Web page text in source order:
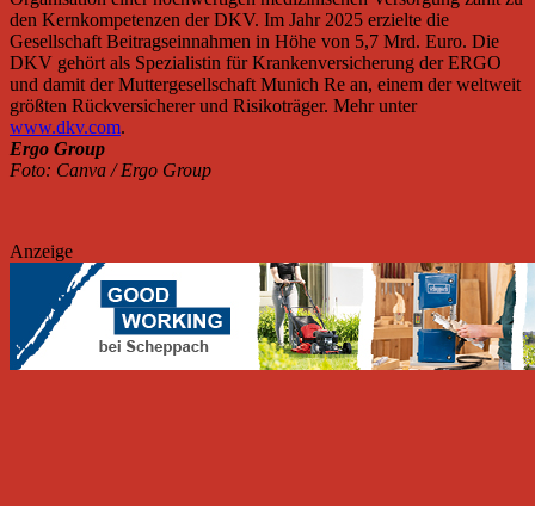
den Kernkompetenzen der DKV. Im Jahr 2025 erzielte die
Gesellschaft Beitragseinnahmen in Höhe von 5,7 Mrd. Euro. Die
DKV gehört als Spezialistin für Krankenversicherung der ERGO
und damit der Muttergesellschaft Munich Re an, einem der weltweit
größten Rückversicherer und Risikoträger. Mehr unter
www.dkv.com.
Ergo Group
Foto: Canva / Ergo Group
Anzeige